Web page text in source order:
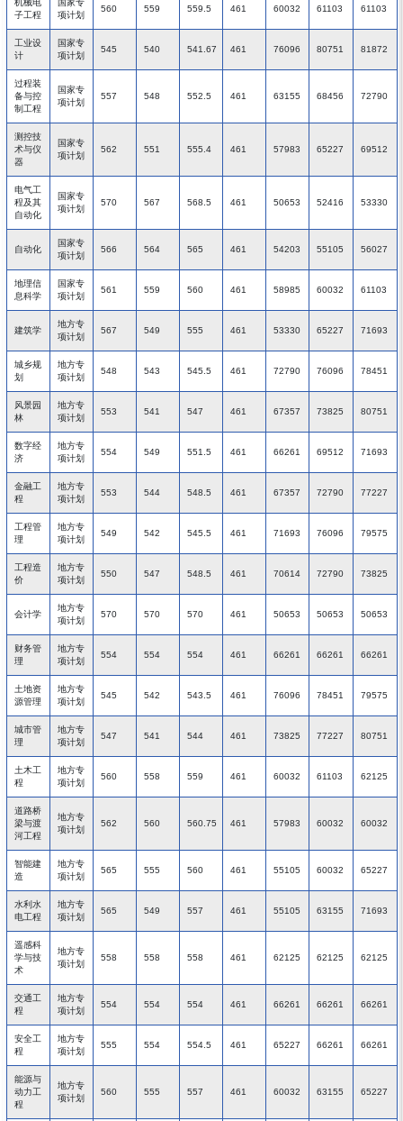
机械电
子工程
国家专
项计划
560 559 559.5 461 60032 61103 61103
工业设
计
国家专
项计划
545 540 541.67 461 76096 80751 81872
过程装
备与控
制工程
国家专
项计划
557 548 552.5 461 63155 68456 72790
测控技
术与仪
器
国家专
项计划
562 551 555.4 461 57983 65227 69512
电气工
程及其
自动化
国家专
项计划
570 567 568.5 461 50653 52416 53330
自动化
国家专
项计划
566 564 565 461 54203 55105 56027
地理信
息科学
国家专
项计划
561 559 560 461 58985 60032 61103
建筑学
地方专
项计划
567 549 555 461 53330 65227 71693
城乡规
划
地方专
项计划
548 543 545.5 461 72790 76096 78451
风景园
林
地方专
项计划
553 541 547 461 67357 73825 80751
数字经
济
地方专
项计划
554 549 551.5 461 66261 69512 71693
金融工
程
地方专
项计划
553 544 548.5 461 67357 72790 77227
工程管
理
地方专
项计划
549 542 545.5 461 71693 76096 79575
工程造
价
地方专
项计划
550 547 548.5 461 70614 72790 73825
会计学
地方专
项计划
570 570 570 461 50653 50653 50653
财务管
理
地方专
项计划
554 554 554 461 66261 66261 66261
土地资
源管理
地方专
项计划
545 542 543.5 461 76096 78451 79575
城市管
理
地方专
项计划
547 541 544 461 73825 77227 80751
土木工
程
地方专
项计划
560 558 559 461 60032 61103 62125
道路桥
梁与渡
河工程
地方专
项计划
562 560 560.75 461 57983 60032 60032
智能建
造
地方专
项计划
565 555 560 461 55105 60032 65227
水利水
电工程
地方专
项计划
565 549 557 461 55105 63155 71693
遥感科
学与技
术
地方专
项计划
558 558 558 461 62125 62125 62125
交通工
程
地方专
项计划
554 554 554 461 66261 66261 66261
安全工
程
地方专
项计划
555 554 554.5 461 65227 66261 66261
能源与
动力工
程
地方专
项计划
560 555 557 461 60032 63155 65227